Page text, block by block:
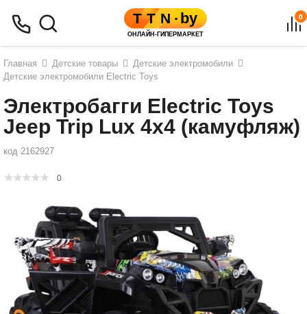
0
Главная Детские товары
Детские электромобили
Детские электромобили Electric Toys
Электробагги Electric Toys
Jeep Trip Lux 4x4 (камуфляж)
код 2162927
0